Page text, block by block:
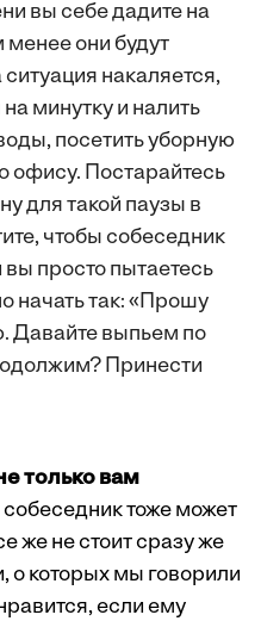
вы себе дадите на
они будут
накаляется,
минутку и налить
посетить уборную
офису. Постарайтесь
для такой паузы в
чтобы собеседник
просто пытаетесь
начать так: «Прошу
Давайте выпьем по
Принести
только вам
тоже может
же не стоит сразу же
о которых мы говорили
если ему